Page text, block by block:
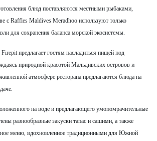
блюд поставляются местными рыбаками,
с Raffles Maldives Meradhoo используют только
для сохранения баланса морской экосистемы.
предлагает гостям насладиться пищей под
природной красотой Мальдивских островов и
атмосфере ресторана предлагаются блюда на
на воде и предлагающего умопомрачительные
разнообразные закуски тапас и сашими, а также
меню, вдохновленное традиционными для Южной